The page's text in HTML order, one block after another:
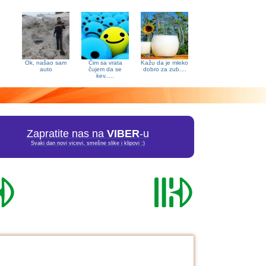
Kažu da je mleko
dobro za zub....
Čim sa vrata
čujem da se
kev.....
Ok, našao sam
auto
Zapratite nas na VIBER-u
Svaki dan novi vicevi, smešne slike i klipovi :)